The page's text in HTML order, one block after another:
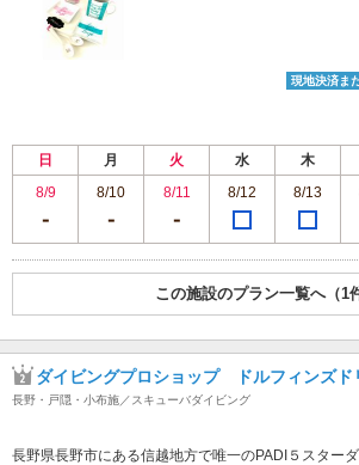
現地決済ま
日 月 火 水 木
8/9
8/10 8/11 8/12 8/13
この施設のプラン一覧へ（1件
ダイビングプロショップ ドルフィンズド
長野・戸隠・小布施／スキューバダイビング
長野県長野市にある信越地方で唯一のPADI５スター